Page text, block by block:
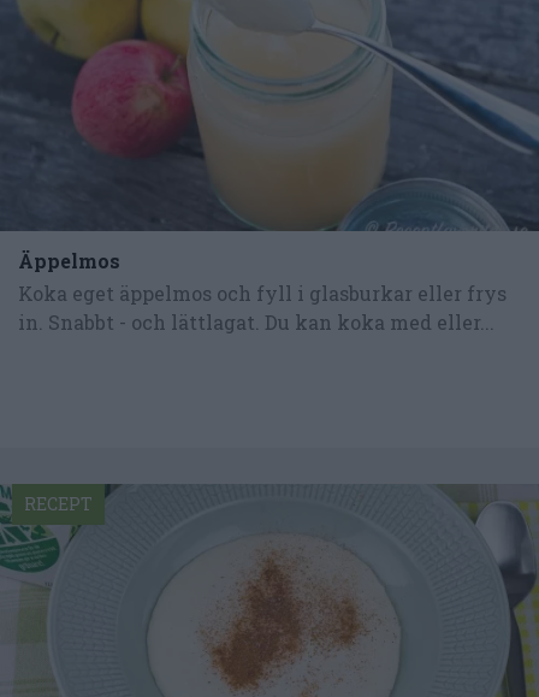
Äppelmos
Koka eget äppelmos och fyll i glasburkar eller frys
in. Snabbt - och lättlagat. Du kan koka med eller...
RECEPT